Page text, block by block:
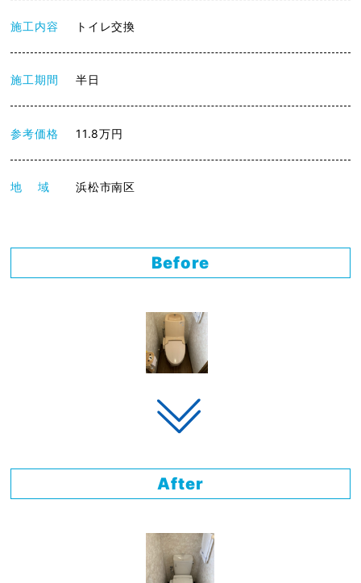
施工内容 トイレ交換
施工期間 半日
参考価格 11.8万円
地 域 浜松市南区
Before
After